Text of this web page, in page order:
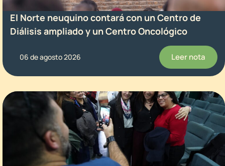
El Norte neuquino contará con un Centro de
Diálisis ampliado y un Centro Oncológico
06 de agosto 2026 Leer nota